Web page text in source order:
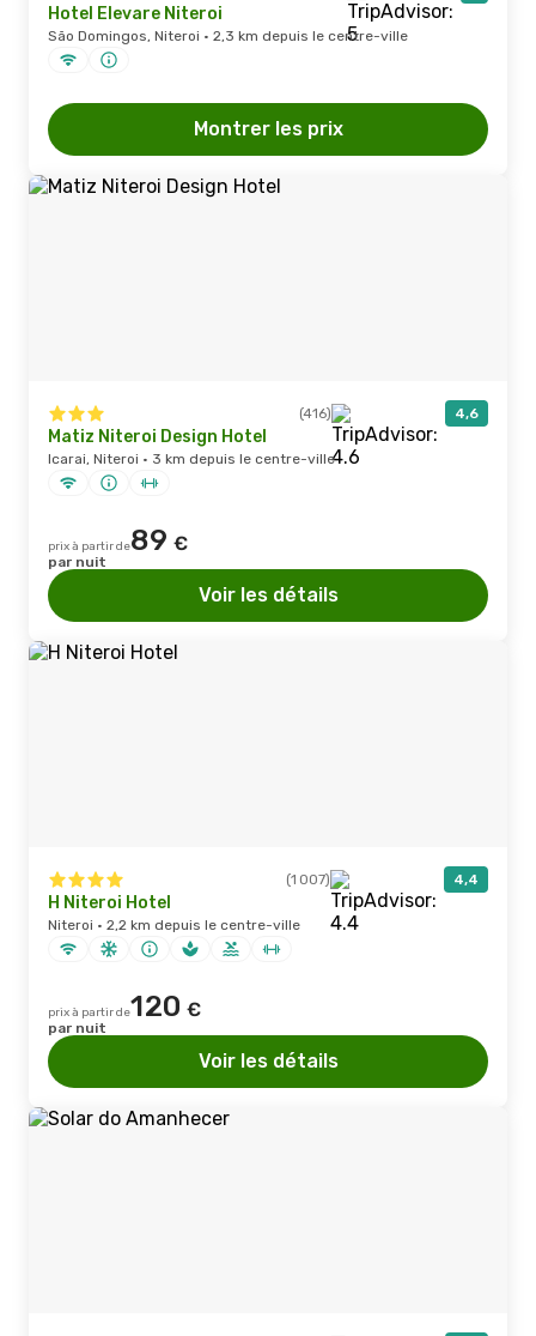
Hotel Elevare Niteroi
São Domingos, Niteroi · 2,3 km depuis le centre-ville
Montrer les prix
(416) 4,6
Matiz Niteroi Design Hotel
Icarai, Niteroi · 3 km depuis le centre-ville
prix à partir de89 €
par nuit
Voir les détails
(1 007) 4,4
H Niteroi Hotel
Niteroi · 2,2 km depuis le centre-ville
prix à partir de120 €
par nuit
Voir les détails